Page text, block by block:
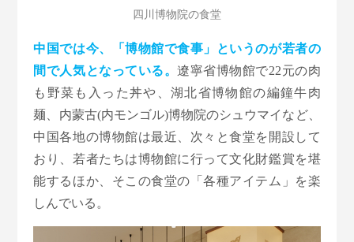
四川博物院の食堂
中国では今、「博物館で食事」というのが若者の
間で人気となっている。遼寧省博物館で22元の肉
も野菜も入った丼や、湖北省博物館の編鐘牛肉
麺、内蒙古(内モンゴル)博物院のシュウマイなど、
中国各地の博物館は最近、次々と食堂を開設して
おり、若者たちは博物館に行って文化財鑑賞を堪
能するほか、そこの食堂の「各種アイテム」を楽
しんでいる。